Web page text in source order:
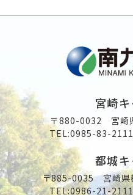
宮崎
〒880-0032 宮崎
TEL:0985-83-2111
都城
〒885-0035 宮崎県
TEL:0986-21-2111